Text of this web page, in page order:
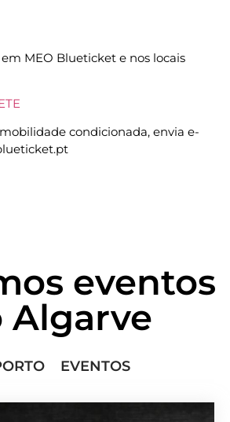
MEO Blueticket e nos locais
condicionada, envia e-
eventos
Algarve
EVENTOS